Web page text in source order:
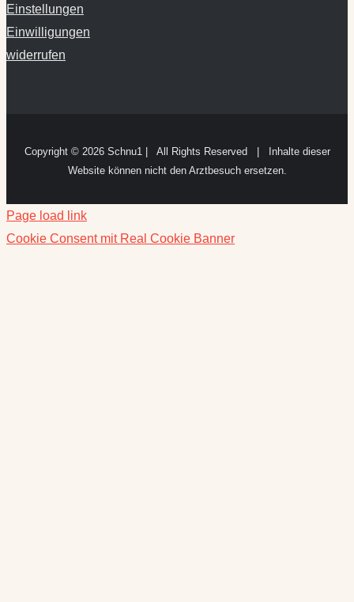
Einstellungen
Einwilligungen
widerrufen
Copyright © 2026 Schnu1 | All Rights Reserved | Inhalte dieser
Website können nicht den Arztbesuch ersetzen.
Page load link
Cookie Consent mit Real Cookie Banner